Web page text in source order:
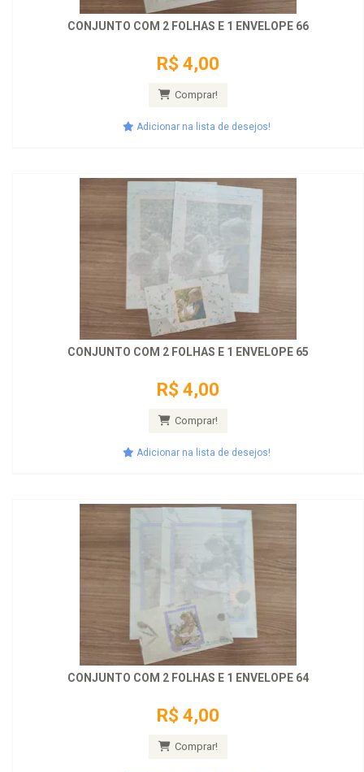
CONJUNTO COM 2 FOLHAS E 1 ENVELOPE 66
R$ 4,00
Comprar!
Adicionar na lista de desejos!
CONJUNTO COM 2 FOLHAS E 1 ENVELOPE 65
R$ 4,00
Comprar!
Adicionar na lista de desejos!
CONJUNTO COM 2 FOLHAS E 1 ENVELOPE 64
R$ 4,00
Comprar!